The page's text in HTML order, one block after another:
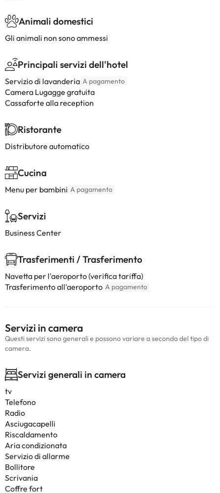
Animali domestici
Gli animali non sono ammessi
Principali servizi dell'hotel
Servizio di lavanderia A pagamento
Camera Lugagge gratuita
Cassaforte alla reception
Ristorante
Distributore automatico
Cucina
Menu per bambini A pagamento
Servizi
Business Center
Trasferimenti / Trasferimento
Navetta per l'aeroporto (verifica tariffa)
Trasferimento all'aeroporto A pagamento
Servizi in camera
Questi servizi sono generali e possono variare a seconda del tipo di
camera.
Servizi generali in camera
tv
Telefono
Radio
Asciugacapelli
Riscaldamento
Aria condizionata
Servizio di allarme
Bollitore
Scrivania
Coffre fort